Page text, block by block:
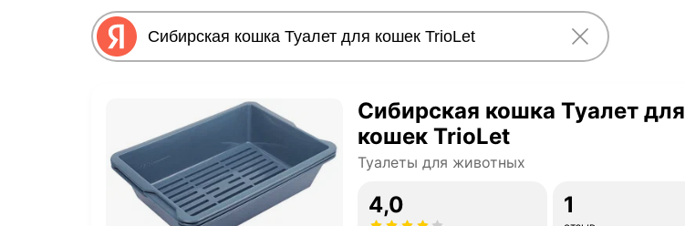
Сибирская кошка Туалет для
кошек TrioLet
Туалеты для животных
4,0 1